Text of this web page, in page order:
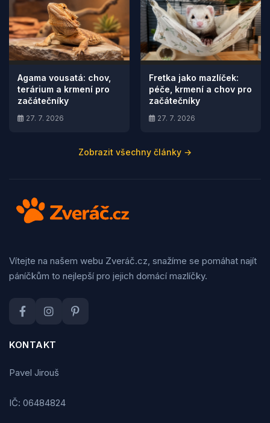
Agama vousatá: chov,
terárium a krmení pro
začátečníky
27. 7. 2026
Fretka jako mazlíček:
péče, krmení a chov pro
začátečníky
27. 7. 2026
Zobrazit všechny články →
Vítejte na našem webu Zveráč.cz, snažíme se pomáhat najít
páníčkům to nejlepší pro jejich domácí mazlíčky.
KONTAKT
Pavel Jirouš
IČ: 06484824